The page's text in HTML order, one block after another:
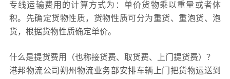
专线运输费用的计算方式为：单价货物乘以重量或者体
积。先确定货物性质，货物性质可分为重货、重泡货、泡
货，根据货物性质确定单价。
什么是提货费用（也称接货费、取货费、上门提货费）？
港邦物流公司朔州物流业务部安排车辆上门把货物运送到